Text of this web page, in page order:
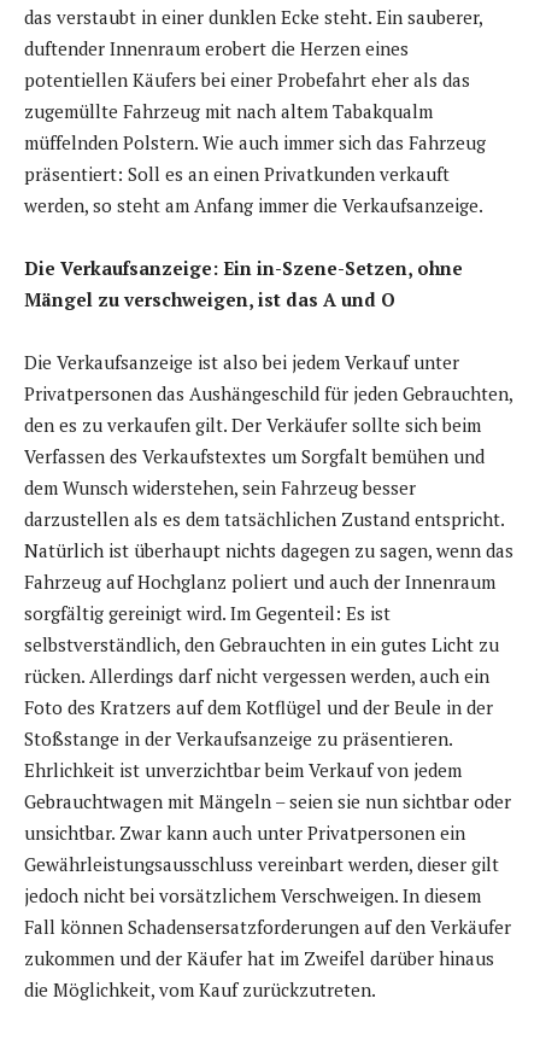
das verstaubt in einer dunklen Ecke steht. Ein sauberer,
duftender Innenraum erobert die Herzen eines
potentiellen Käufers bei einer Probefahrt eher als das
zugemüllte Fahrzeug mit nach altem Tabakqualm
müffelnden Polstern. Wie auch immer sich das Fahrzeug
präsentiert: Soll es an einen Privatkunden verkauft
werden, so steht am Anfang immer die Verkaufsanzeige.
Die Verkaufsanzeige: Ein in-Szene-Setzen, ohne
Mängel zu verschweigen, ist das A und O
Die Verkaufsanzeige ist also bei jedem Verkauf unter
Privatpersonen das Aushängeschild für jeden Gebrauchten,
den es zu verkaufen gilt. Der Verkäufer sollte sich beim
Verfassen des Verkaufstextes um Sorgfalt bemühen und
dem Wunsch widerstehen, sein Fahrzeug besser
darzustellen als es dem tatsächlichen Zustand entspricht.
Natürlich ist überhaupt nichts dagegen zu sagen, wenn das
Fahrzeug auf Hochglanz poliert und auch der Innenraum
sorgfältig gereinigt wird. Im Gegenteil: Es ist
selbstverständlich, den Gebrauchten in ein gutes Licht zu
rücken. Allerdings darf nicht vergessen werden, auch ein
Foto des Kratzers auf dem Kotflügel und der Beule in der
Stoßstange in der Verkaufsanzeige zu präsentieren.
Ehrlichkeit ist unverzichtbar beim Verkauf von jedem
Gebrauchtwagen mit Mängeln – seien sie nun sichtbar oder
unsichtbar. Zwar kann auch unter Privatpersonen ein
Gewährleistungsausschluss vereinbart werden, dieser gilt
jedoch nicht bei vorsätzlichem Verschweigen. In diesem
Fall können Schadensersatzforderungen auf den Verkäufer
zukommen und der Käufer hat im Zweifel darüber hinaus
die Möglichkeit, vom Kauf zurückzutreten.